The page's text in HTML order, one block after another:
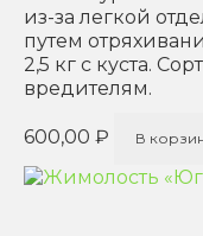
из-за легкой
путем
2,5 кг с куста.
вредителям.
600,00 ₽ В